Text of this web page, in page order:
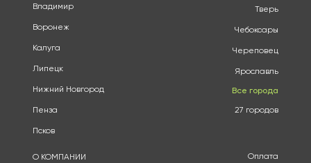
Владимир
Воронеж
Калуга
Липецк
Нижний Новгород
Пенза
Псков
Тверь
Чебоксары
Череповец
Ярославль
Все города
27 городов
О КОМПАНИИ Оплата